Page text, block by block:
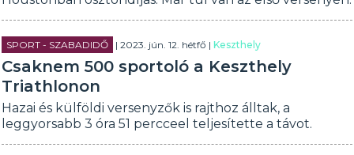
SPORT - SZABADIDŐ | 2023. jún. 12. hétfő |Keszthely
Csaknem 500 sportoló a Keszthely
Triathlonon
Hazai és külföldi versenyzők is rajthoz álltak, a
leggyorsabb 3 óra 51 percceel teljesítette a távot.